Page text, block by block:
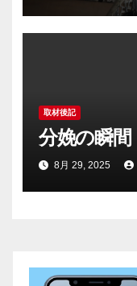
取材後記
分娩の瞬間
8月 29, 2025